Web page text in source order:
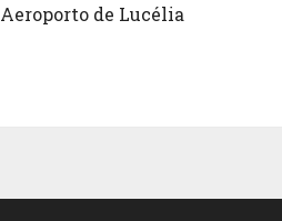
Aeroporto de Lucélia